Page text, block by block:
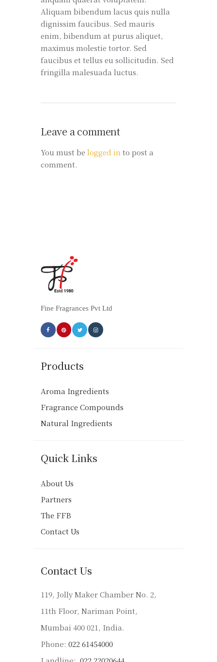
Aliquam bibendum lacus quis nulla
dignissim faucibus. Sed mauris
enim, bibendum at purus aliquet,
maximus molestie tortor. Sed
faucibus et tellus eu sollicitudin. Sed
fringilla malesuada luctus.
Leave a comment
You must be logged in to post a
comment.
Fine Fragrances Pvt Ltd
Products
Aroma Ingredients
Fragrance Compounds
Natural Ingredients
Quick Links
About Us
Partners
The FFB
Contact Us
Contact Us
119, Jolly Maker Chamber No. 2,
11th Floor, Nariman Point,
Mumbai 400 021, India.
Phone: 022 61454000